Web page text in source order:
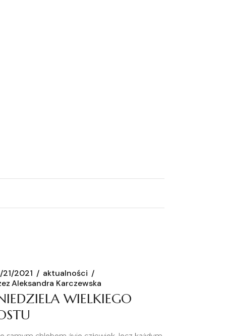
2021
aktualności
Aleksandra Karczewska
WIELKIEGO